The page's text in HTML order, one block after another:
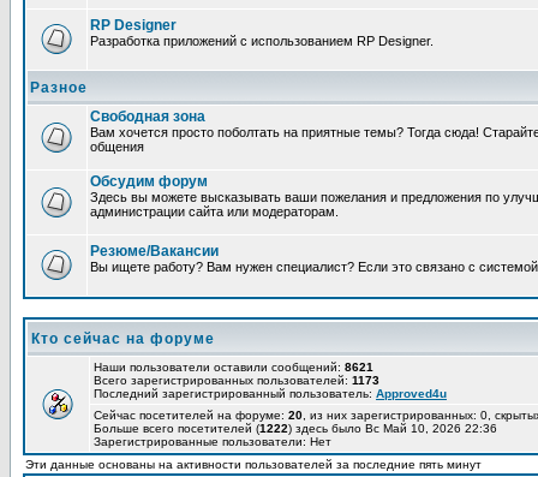
RP Designer
Разработка приложений с использованием RP Designer.
Разное
Свободная зона
Вам хочется просто поболтать на приятные темы? Тогда сюда!
общения
Обсудим форум
Здесь вы можете высказывать ваши пожелания и предложения по
администрации сайта или модераторам.
Резюме/Вакансии
Вы ищете работу? Вам нужен специалист? Если это связано с
Кто сейчас на форуме
Наши пользователи оставили сообщений: 8621
Всего зарегистрированных пользователей: 1173
Последний зарегистрированный пользователь: Approved4u
Сейчас посетителей на форуме: 20 , из них зарегистрированных: 0,
Больше всего посетителей (1222) здесь было Вс Май 10, 2026 22:36
Зарегистрированные пользователи: Нет
Эти данные основаны на активности пользователей за последние пять минут